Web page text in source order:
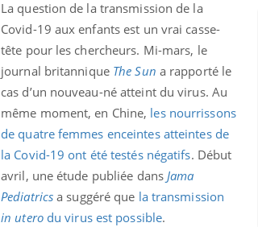
La question de la transmission de la
Covid-19 aux enfants est un vrai casse-
tête pour les chercheurs. Mi-mars, le
journal britannique The Sun a rapporté le
cas d’un nouveau-né atteint du virus. Au
même moment, en Chine, les nourrissons
de quatre femmes enceintes atteintes de
la Covid-19 ont été testés négatifs. Début
avril, une étude publiée dansJama
Pediatrics a suggéré que la transmission
in uterodu virus est possible.